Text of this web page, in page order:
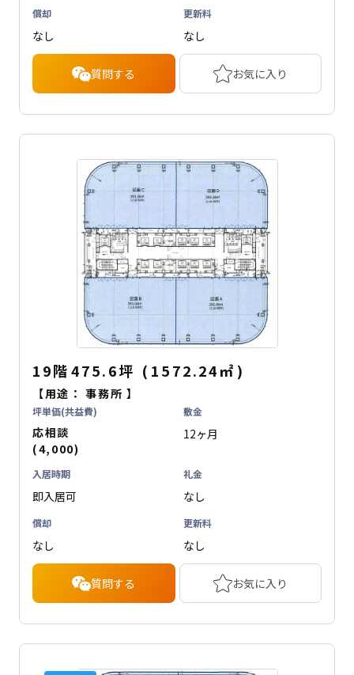
償却
なし
更新料
なし
質問する お気に入り
19階475.6坪 ( 1572.24㎡ )
【用途：事務所 】
坪単価(共益費)
応相談
(4,000)
敷金
12ヶ月
入居時期
即入居可
礼金
なし
償却
なし
更新料
なし
質問する お気に入り